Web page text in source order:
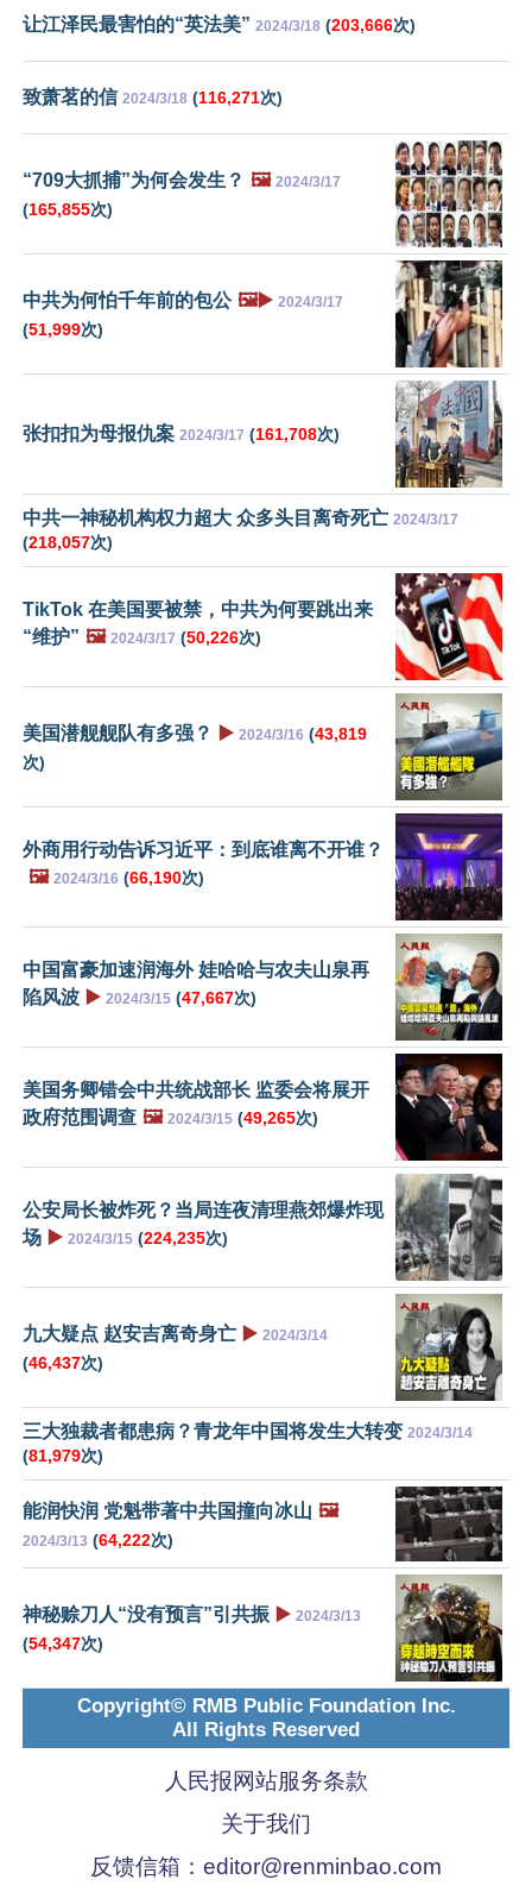
让江泽民最害怕的“英法美” 2024/3/18 (203,666次)
致萧茗的信 2024/3/18 (116,271次)
“709大抓捕”为何会发生？ 🖼️ 2024/3/17
(165,855次)
中共为何怕千年前的包公 🖼️▶️ 2024/3/17
(51,999次)
张扣扣为母报仇案 2024/3/17 (161,708次)
中共一神秘机构权力超大 众多头目离奇死亡 2024/3/17
(218,057次)
TikTok 在美国要被禁，中共为何要跳出来
“维护” 🖼️ 2024/3/17 (50,226次)
美国潜舰舰队有多强？ ▶️ 2024/3/16 (43,819
次)
外商用行动告诉习近平：到底谁离不开谁？
🖼️ 2024/3/16 (66,190次)
中国富豪加速润海外 娃哈哈与农夫山泉再
陷风波 ▶️ 2024/3/15 (47,667次)
美国务卿错会中共统战部长 监委会将展开
政府范围调查 🖼️ 2024/3/15 (49,265次)
公安局长被炸死？当局连夜清理燕郊爆炸现
场 ▶️ 2024/3/15 (224,235次)
九大疑点 赵安吉离奇身亡 ▶️ 2024/3/14
(46,437次)
三大独裁者都患病？青龙年中国将发生大转变 2024/3/14
(81,979次)
能润快润 党魁带著中共国撞向冰山 🖼️
2024/3/13 (64,222次)
神秘赊刀人“没有预言”引共振 ▶️ 2024/3/13
(54,347次)
Copyright© RMB Public Foundation Inc.
All Rights Reserved
人民报网站服务条款
关于我们
反馈信箱： editor@renminbao.com